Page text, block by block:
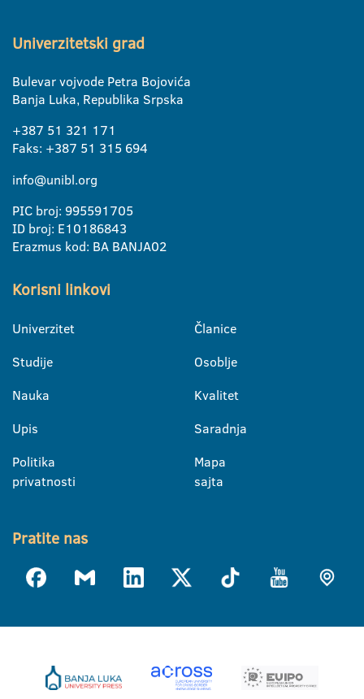
Univerzitetski grad
Bulevar vojvode Petra Bojovića
Banja Luka, Republika Srpska
+387 51 321 171
Faks: +387 51 315 694
info@unibl.org
PIC broj: 995591705
ID broj: E10186843
Erazmus kod: BA BANJA02
Korisni linkovi
Univerzitet
Studije
Nauka
Upis
Politika
privatnosti
Članice
Osoblje
Kvalitet
Saradnja
Mapa
sajta
Pratite nas